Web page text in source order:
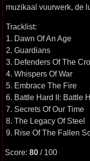
muzikaal vuurwerk, de
Tracklist:
1. Dawn Of An Age
2. Guardians
3. Defenders Of The
4. Whispers Of War
5. Embrace The Fire
6. Battle Hard II: Battle
7. Secrets Of Our Time
8. The Legacy Of Steel
9. Rise Of The Fallen
Score: 80 / 100